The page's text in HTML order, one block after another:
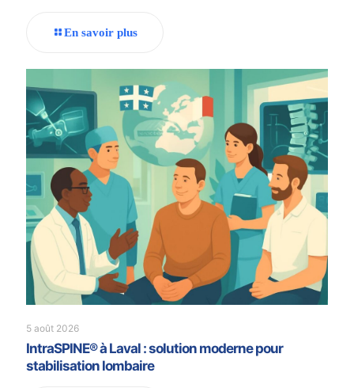
En savoir plus
5 août 2026
IntraSPINE® à Laval : solution moderne pour
stabilisation lombaire